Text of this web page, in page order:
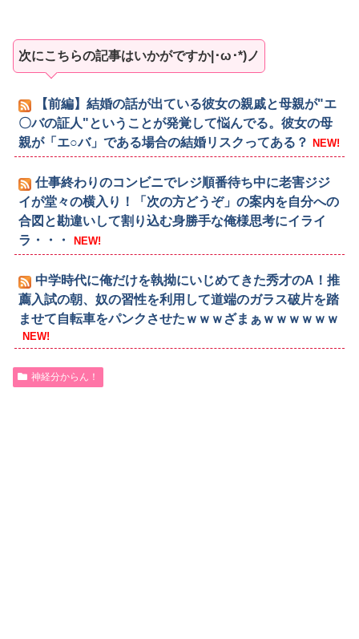
次にこちらの記事はいかがですか|･ω･*)ノ
【前編】結婚の話が出ている彼女の親戚と母親が"エ
〇バの証人"ということが発覚して悩んでる。彼女の母
親が「エ○バ」である場合の結婚リスクってある？
NEW!
仕事終わりのコンビニでレジ順番待ち中に老害ジジ
イが堂々の横入り！「次の方どうぞ」の案内を自分への
合図と勘違いして割り込む身勝手な俺様思考にイライ
ラ・・・
NEW!
中学時代に俺だけを執拗にいじめてきた秀才のA！推
薦入試の朝、奴の習性を利用して道端のガラス破片を踏
ませて自転車をパンクさせたｗｗｗざまぁｗｗｗｗｗｗ
NEW!
神経分からん！